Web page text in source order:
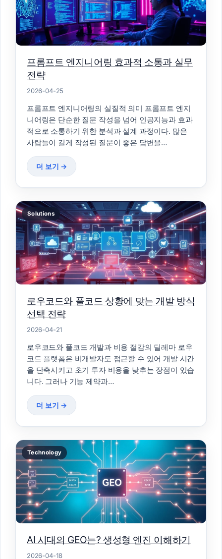
프롬프트 엔지니어링 효과적 소통과 실무
전략
2026-04-25
프롬프트 엔지니어링의 실질적 의미 프롬프트 엔지
니어링은 단순한 질문 작성을 넘어 인공지능과 효과
적으로 소통하기 위한 분석과 설계 과정이다. 많은
사람들이 길게 작성된 질문이 좋은 답변을…
더 보기 →
Solutions
로우코드와 풀코드 상황에 맞는 개발 방식
선택 전략
2026-04-21
로우코드와 풀코드 개발과 비용 절감의 딜레마 로우
코드 플랫폼은 비개발자도 접근할 수 있어 개발 시간
을 단축시키고 초기 투자 비용을 낮추는 장점이 있습
니다. 그러나 기능 제약과…
더 보기 →
Technology
AI 시대의 GEO는? 생성형 엔진 이해하기
2026-04-18